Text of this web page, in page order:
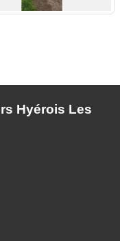
Hyérois Les